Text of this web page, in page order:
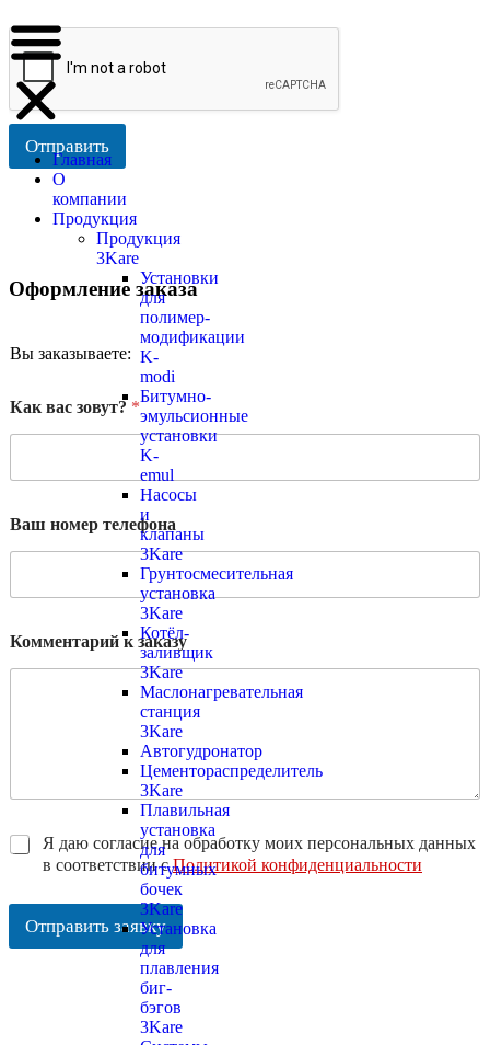
Главная
О
компании
Продукция
Продукция
3Kare
Установки
для
полимер-
модификации
K-
modi
Битумно-
эмульсионные
установки
K-
emul
Насосы
и
клапаны
3Kare
Грунтосмесительная
установка
3Kare
Котёл-
заливщик
3Kare
Маслонагревательная
станция
3Kare
Автогудронатор
Цементораспределитель
3Kare
Плавильная
установка
для
битумных
бочек
3Kare
Установка
для
плавления
биг-
бэгов
3Kare
Отправить
Оформление заказа
Вы заказываете:
Как вас зовут? *
Ваш номер телефона
Комментарий к заказу
*
Я даю согласие на обработку моих персональных данных
в соответствии сПолитикой конфиденциальности
Отправить заявку